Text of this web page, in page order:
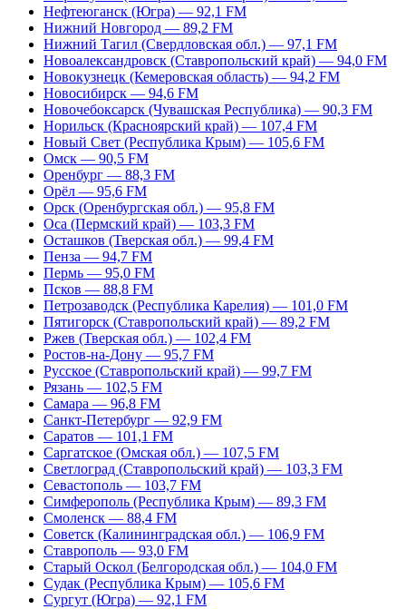
Нефтеюганск (Югра) — 92,1 FM
Нижний Новгород — 89,2 FM
Нижний Тагил (Свердловская обл.) — 97,1 FM
Новоалександровск (Ставропольский край) — 94,0 FM
Новокузнецк (Кемеровская область) — 94,2 FM
Новосибирск — 94,6 FM
Новочебоксарск (Чувашская Республика) — 90,3 FM
Норильск (Красноярский край) — 107,4 FM
Новый Свет (Республика Крым) — 105,6 FM
Омск — 90,5 FM
Оренбург — 88,3 FM
Орёл — 95,6 FM
Орск (Оренбургская обл.) — 95,8 FM
Оса (Пермский край) — 103,3 FM
Осташков (Тверская обл.) — 99,4 FM
Пенза — 94,7 FM
Пермь — 95,0 FM
Псков — 88,8 FM
Петрозаводск (Республика Карелия) — 101,0 FM
Пятигорск (Ставропольский край) — 89,2 FM
Ржев (Тверская обл.) — 102,4 FM
Ростов-на-Дону — 95,7 FM
Русское (Ставропольский край) — 99,7 FM
Рязань — 102,5 FM
Самара — 96,8 FM
Санкт-Петербург — 92,9 FM
Саратов — 101,1 FM
Саргатское (Омская обл.) — 107,5 FM
Светлоград (Ставропольский край) — 103,3 FM
Севастополь — 103,7 FM
Симферополь (Республика Крым) — 89,3 FM
Смоленск — 88,4 FM
Советск (Калининградская обл.) — 106,9 FM
Ставрополь — 93,0 FM
Старый Оскол (Белгородская обл.) — 104,0 FM
Судак (Республика Крым) — 105,6 FM
Сургут (Югра) — 92,1 FM